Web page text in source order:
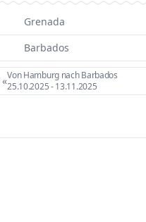
Grenada
Barbados
«Von Hamburg nach Barbados
25.10.2025-13.11.2025